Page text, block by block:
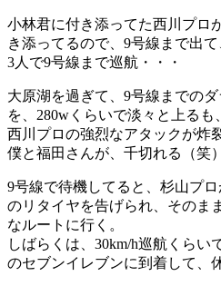
小林君に付き添ってた西川プロ
き添ってるので、9号線まで出
3人で9号線まで巡航・・・
大原湖を過ぎて、9号線までの
を、280wくらいで淡々と上る
西川プロの強烈なアタックが炸
僕と福田さんが、千切れる（笑）
9号線で待機してると、杉山プ
のリタイヤを告げられ、そのま
なルートに行く。
しばらくは、30km/h巡航くら
のセブンイレブンに到着して、